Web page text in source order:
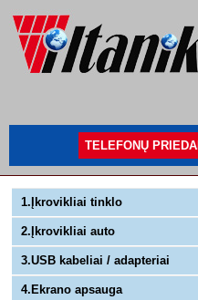
TELEFONŲ PRIEDAI
1.Įkrovikliai tinklo
2.Įkrovikliai auto
3.USB kabeliai / adapteriai
4.Ekrano apsauga